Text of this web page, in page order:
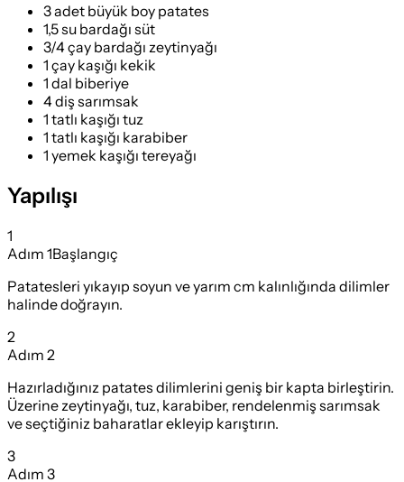
3 adet büyük boy patates
1,5 su bardağı süt
3/4 çay bardağı zeytinyağı
1 çay kaşığı kekik
1 dal biberiye
4 diş sarımsak
1 tatlı kaşığı tuz
1 tatlı kaşığı karabiber
1 yemek kaşığı tereyağı
Yapılışı
1
Adım 1Başlangıç
Patatesleri yıkayıp soyun ve yarım cm kalınlığında dilimler
halinde doğrayın.
2
Adım 2
Hazırladığınız patates dilimlerini geniş bir kapta birleştirin.
Üzerine zeytinyağı, tuz, karabiber, rendelenmiş sarımsak
ve seçtiğiniz baharatlar ekleyip karıştırın.
3
Adım 3